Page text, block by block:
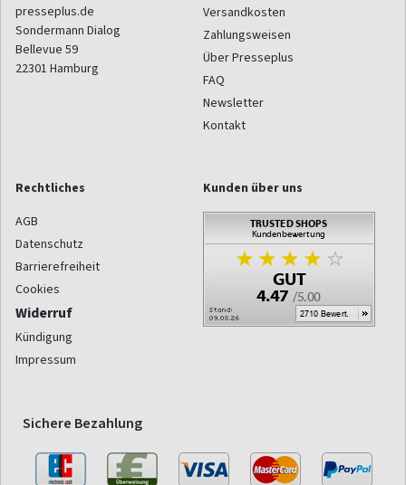
presseplus.de
Sondermann Dialog
Bellevue 59
22301 Hamburg
Versandkosten
Zahlungsweisen
Über Presseplus
FAQ
Newsletter
Kontakt
Rechtliches
AGB
Datenschutz
Barrierefreiheit
Cookies
Widerruf
Kündigung
Impressum
Kunden über uns
Sichere Bezahlung